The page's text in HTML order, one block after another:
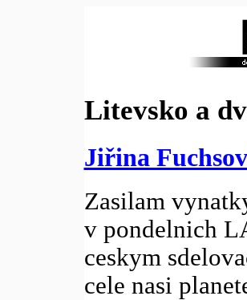
Litevsko a
Jiřina
Zasilam
v pondelnich
ceskym
cele nasi